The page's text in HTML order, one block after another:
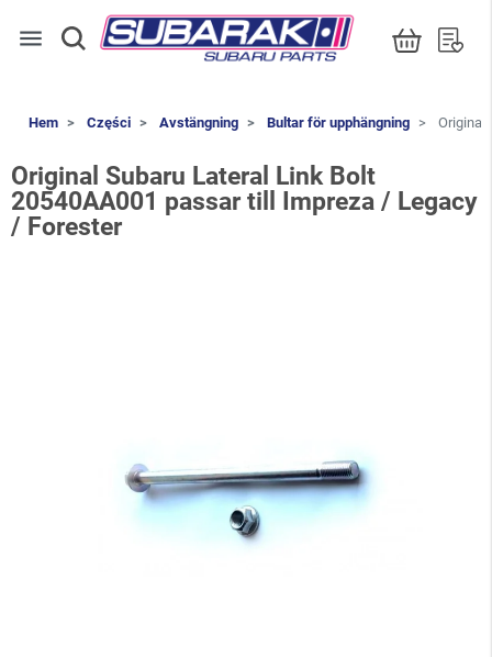
menu
Hem Części Avstängning Bultar för upphängning Original
Original Subaru Lateral Link Bolt
20540AA001 passar till Impreza / Legacy
/ Forester